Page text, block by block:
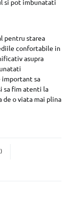
si pot imbunatati
pentru starea
confortabile in
asupra
sa
sa fim atenti la
de o viata mai plina